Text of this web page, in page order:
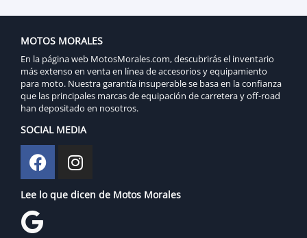
MOTOS MORALES
En la página web MotosMorales.com, descubrirás el inventario
más extenso en venta en línea de accesorios y equipamiento
para moto. Nuestra garantía insuperable se basa en la confianza
que las principales marcas de equipación de carretera y off-road
han depositado en nosotros.
SOCIAL MEDIA
Lee lo que dicen de Motos Morales